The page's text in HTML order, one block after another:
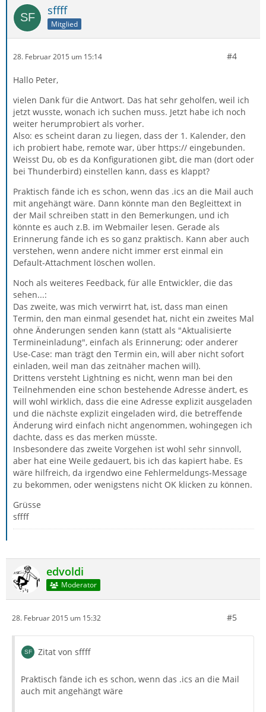
sffff
Mitglied
28. Februar 2015 um 15:14 #4
Hallo Peter,
vielen Dank für die Antwort. Das hat sehr geholfen, weil ich
jetzt wusste, wonach ich suchen muss. Jetzt habe ich noch
weiter herumprobiert als vorher.
Also: es scheint daran zu liegen, dass der 1. Kalender, den
ich probiert habe, remote war, über https:// eingebunden.
Weisst Du, ob es da Konfigurationen gibt, die man (dort oder
bei Thunderbird) einstellen kann, dass es klappt?
Praktisch fände ich es schon, wenn das .ics an die Mail auch
mit angehängt wäre. Dann könnte man den Begleittext in
der Mail schreiben statt in den Bemerkungen, und ich
könnte es auch z.B. im Webmailer lesen. Gerade als
Erinnerung fände ich es so ganz praktisch. Kann aber auch
verstehen, wenn andere nicht immer erst einmal ein
Default-Attachment löschen wollen.
Noch als weiteres Feedback, für alle Entwickler, die das
sehen...:
Das zweite, was mich verwirrt hat, ist, dass man einen
Termin, den man einmal gesendet hat, nicht ein zweites Mal
ohne Änderungen senden kann (statt als "Aktualisierte
Termineinladung", einfach als Erinnerung; oder anderer
Use-Case: man trägt den Termin ein, will aber nicht sofort
einladen, weil man das zeitnäher machen will).
Drittens versteht Lightning es nicht, wenn man bei den
Teilnehmenden eine schon bestehende Adresse ändert, es
will wohl wirklich, dass die eine Adresse explizit ausgeladen
und die nächste explizit eingeladen wird, die betreffende
Änderung wird einfach nicht angenommen, wohingegen ich
dachte, dass es das merken müsste.
Insbesondere das zweite Vorgehen ist wohl sehr sinnvoll,
aber hat eine Weile gedauert, bis ich das kapiert habe. Es
wäre hilfreich, da irgendwo eine Fehlermeldungs-Message
zu bekommen, oder wenigstens nicht OK klicken zu können.
Grüsse
sffff
edvoldi
Moderator
28. Februar 2015 um 15:32 #5
Zitat von sffff
Praktisch fände ich es schon, wenn das .ics an die Mail
auch mit angehängt wäre